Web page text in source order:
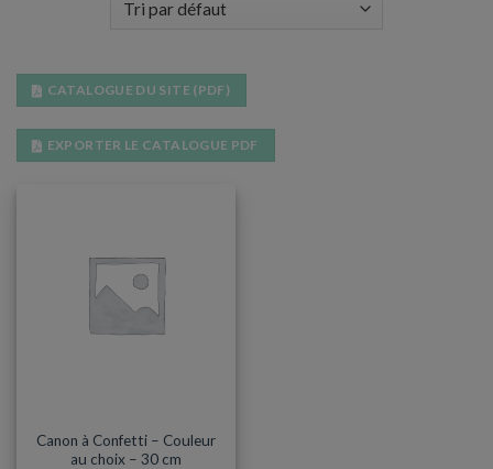
CATALOGUE DU SITE (PDF)
EXPORTER LE CATALOGUE PDF
Canon à Confetti – Couleur
au choix – 30 cm